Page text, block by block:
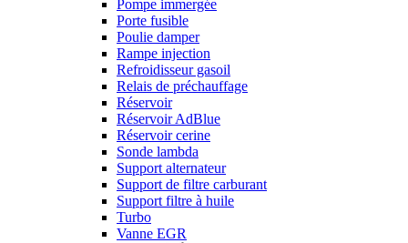
Pompe immergée
Porte fusible
Poulie damper
Rampe injection
Refroidisseur gasoil
Relais de préchauffage
Réservoir
Réservoir AdBlue
Réservoir cerine
Sonde lambda
Support alternateur
Support de filtre carburant
Support filtre à huile
Turbo
Vanne EGR